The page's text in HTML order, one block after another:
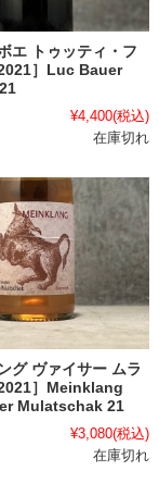
エ トゥッティ・フ
］Luc Bauer
¥4,400(税込)
在庫切れ
グ ヴァイサー ムラ
］Meinklang
Mulatschak 21
¥3,080(税込)
在庫切れ